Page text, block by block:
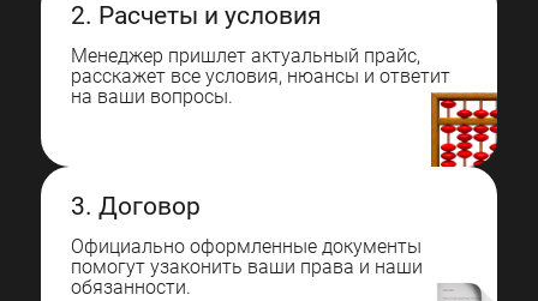
2. Расчеты и условия
Менеджер пришлет актуальный прайс,
расскажет все условия, нюансы и ответит
на ваши вопросы.
3. Договор
Официально оформленные документы
помогут узаконить ваши права и наши
обязанности.